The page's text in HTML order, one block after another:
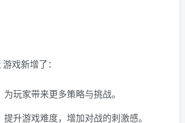
游戏新增了：
为玩家带来更多策略与挑战。
提升游戏难度，增加对战的刺激感。